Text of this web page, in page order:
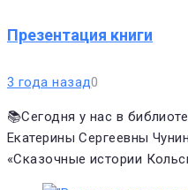
Презентация книги
3 года назад0
📚Сегодня у нас в
Екатерины Сергеевны
«Сказочные истории